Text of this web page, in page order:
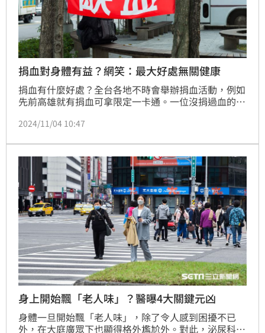
捐血對身體有益？網笑：最大好處無關健康
捐血有什麼好處？全台各地不時會舉辦捐血活動，例如
先前高雄就有捐血可拿限定一卡通。一位沒捐過血的網
看到，紛紛笑稱，捐血最大的好處就是拿贈品，例如禮
2024/11/04 10:47
身上開始飄「老人味」？醫曝4大關鍵元凶
身體一旦開始飄「老人味」，除了令人感到困擾不已
外，在大庭廣眾下也顯得格外尷尬外。對此，泌尿科醫